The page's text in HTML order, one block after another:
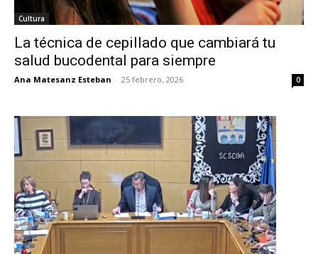
Cultura
La técnica de cepillado que cambiará tu
salud bucodental para siempre
Ana Matesanz Esteban - 25 febrero, 2026 0